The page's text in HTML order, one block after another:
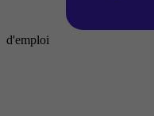
d'emploi